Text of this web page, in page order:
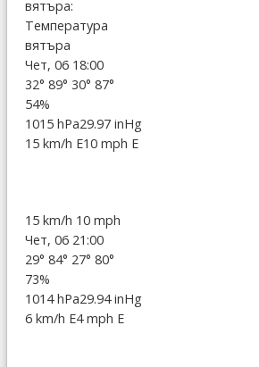
вятъра:
Температура
вятъра
Чет, 06 18:00
32° 89° 30° 87°
54%
1015 hPa29.97 inHg
15 km/h E10 mph E
15 km/h 10 mph
Чет, 06 21:00
29° 84° 27° 80°
73%
1014 hPa29.94 inHg
6 km/h E4 mph E